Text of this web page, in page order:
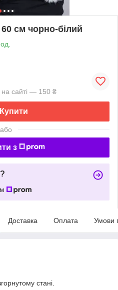
см чорно-білий
сайті — 150 ₴
Купити
або
з
Доставка Оплата Умови
стані.